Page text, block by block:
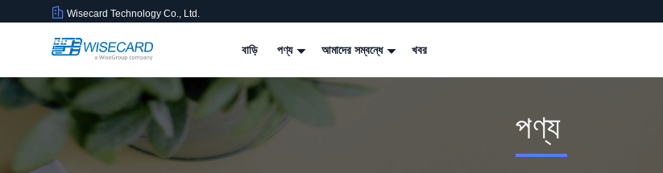
Wisecard Technology Co., Ltd.
বাড়ি পণ্য আমাদের সম্বন্ধে খবর
পণ্য